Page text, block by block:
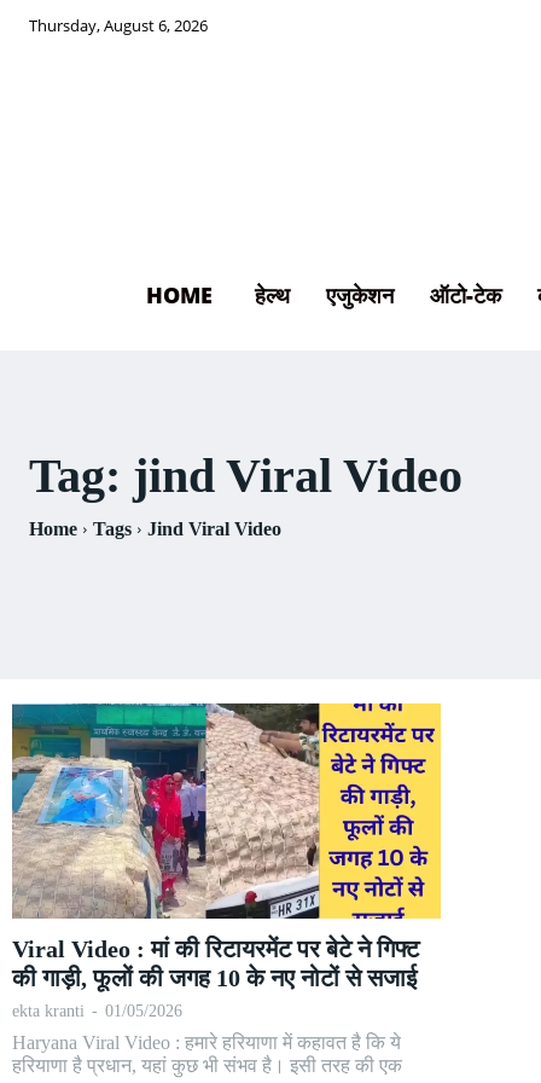
Thursday, August 6, 2026
HOME हेल्थ एजुकेशन ऑटो-टेक
Tag: jind Viral Video
Home Tags Jind Viral Video
Viral Video : मां की रिटायरमेंट पर बेटे ने गिफ्ट
की गाड़ी, फूलों की जगह 10 के नए नोटों से सजाई
ekta kranti - 01/05/2026
Haryana Viral Video : हमारे हरियाणा में कहावत है कि ये
हरियाणा है प्रधान, यहां कुछ भी संभव है। इसी तरह की एक